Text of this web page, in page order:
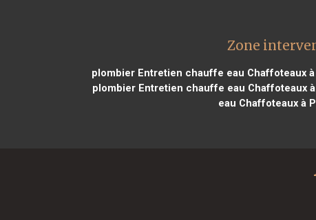
Zone
plombier Entretien chauffe eau Chaffoteaux
plombier Entretien chauffe eau Chaffoteaux à
eau Chaffoteaux à